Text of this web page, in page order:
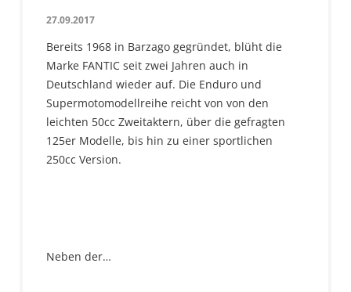
27.09.2017
Bereits 1968 in Barzago gegründet, blüht die
Marke FANTIC seit zwei Jahren auch in
Deutschland wieder auf. Die Enduro und
Supermotomodellreihe reicht von von den
leichten 50cc Zweitaktern, über die gefragten
125er Modelle, bis hin zu einer sportlichen
250cc Version.
Neben der…